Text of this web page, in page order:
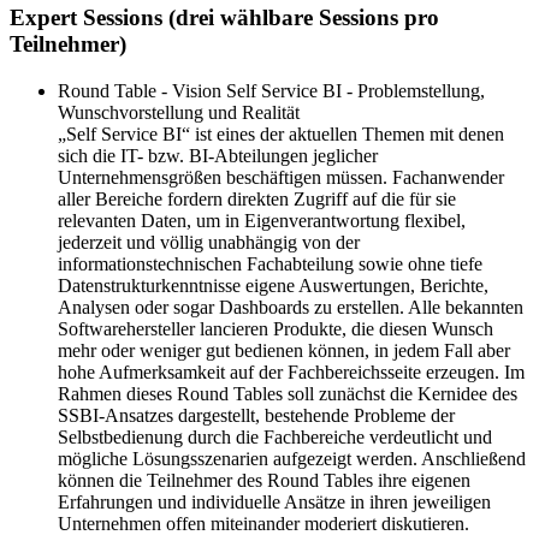
Expert Sessions (drei wählbare Sessions pro
Teilnehmer)
Round Table - Vision Self Service BI - Problemstellung,
Wunschvorstellung und Realität
„Self Service BI“ ist eines der aktuellen Themen mit denen
sich die IT- bzw. BI-Abteilungen jeglicher
Unternehmensgrößen beschäftigen müssen. Fachanwender
aller Bereiche fordern direkten Zugriff auf die für sie
relevanten Daten, um in Eigenverantwortung flexibel,
jederzeit und völlig unabhängig von der
informationstechnischen Fachabteilung sowie ohne tiefe
Datenstrukturkenntnisse eigene Auswertungen, Berichte,
Analysen oder sogar Dashboards zu erstellen. Alle bekannten
Softwarehersteller lancieren Produkte, die diesen Wunsch
mehr oder weniger gut bedienen können, in jedem Fall aber
hohe Aufmerksamkeit auf der Fachbereichsseite erzeugen. Im
Rahmen dieses Round Tables soll zunächst die Kernidee des
SSBI-Ansatzes dargestellt, bestehende Probleme der
Selbstbedienung durch die Fachbereiche verdeutlicht und
mögliche Lösungsszenarien aufgezeigt werden. Anschließend
können die Teilnehmer des Round Tables ihre eigenen
Erfahrungen und individuelle Ansätze in ihren jeweiligen
Unternehmen offen miteinander moderiert diskutieren.